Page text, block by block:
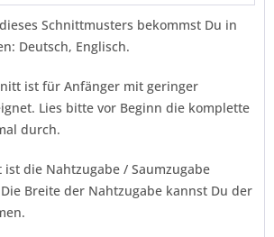
Schnittmusters bekommst Du in
Deutsch, Englisch.
ist für Anfänger mit geringer
Lies bitte vor Beginn die komplette
durch.
ist die Nahtzugabe / Saumzugabe
Breite der Nahtzugabe kannst Du der